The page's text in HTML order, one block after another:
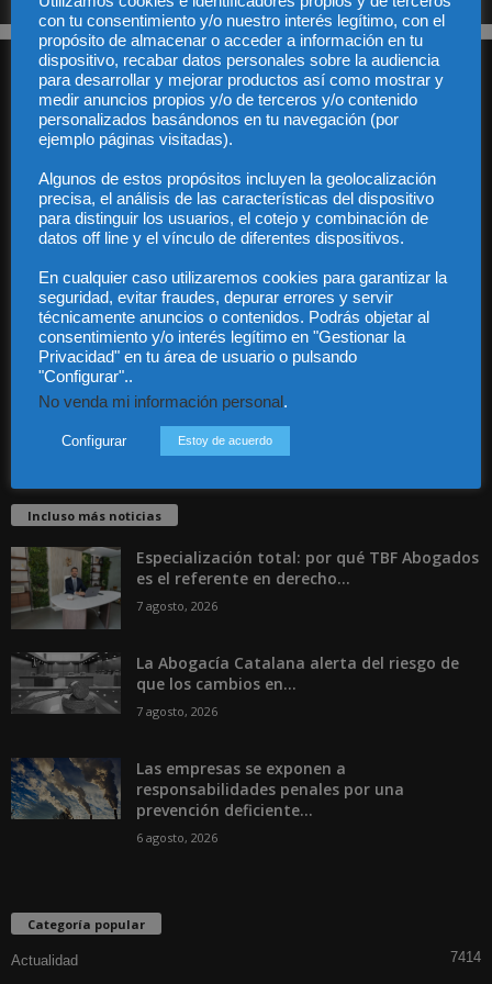
Audiencia y Publicidad
Quiénes somos
Legal
Contacto
Guía Colaboradores
info@diariojuridico.com
Incluso más noticias
Especialización total: por qué TBF Abogados
es el referente en derecho...
7 agosto, 2026
La Abogacía Catalana alerta del riesgo de
que los cambios en...
7 agosto, 2026
Las empresas se exponen a
responsabilidades penales por una
prevención deficiente...
6 agosto, 2026
Categoría popular
Actualidad
7414
con tu consentimiento y/o nuestro interés legítimo, con el
propósito de almacenar o acceder a información en tu
dispositivo, recabar datos personales sobre la audiencia
para desarrollar y mejorar productos así como mostrar y
medir anuncios propios y/o de terceros y/o contenido
personalizados basándonos en tu navegación (por
ejemplo páginas visitadas).
Algunos de estos propósitos incluyen la geolocalización
precisa, el análisis de las características del dispositivo
para distinguir los usuarios, el cotejo y combinación de
datos off line y el vínculo de diferentes dispositivos.
En cualquier caso utilizaremos cookies para garantizar la
seguridad, evitar fraudes, depurar errores y servir
técnicamente anuncios o contenidos. Podrás objetar al
consentimiento y/o interés legítimo en "Gestionar la
Privacidad" en tu área de usuario o pulsando
"Configurar"..
No venda mi información personal .
Configurar Estoy de acuerdo